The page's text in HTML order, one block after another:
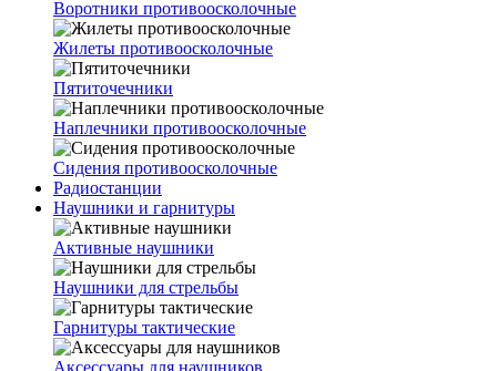
Воротники противоосколочные
Жилеты противоосколочные
Пятиточечники
Наплечники противоосколочные
Сидения противоосколочные
Радиостанции
Наушники и гарнитуры
Активные наушники
Наушники для стрельбы
Гарнитуры тактические
Аксессуары для наушников